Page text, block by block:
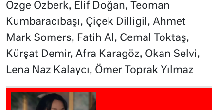
Özge Özberk, Elif Doğan, Teoman
Kumbaracıbaşı, Çiçek Dilligil, Ahmet
Mark Somers, Fatih Al, Cemal Toktaş,
Kürşat Demir, Afra Karagöz, Okan Selvi,
Lena Naz Kalaycı, Ömer Toprak Yılmaz